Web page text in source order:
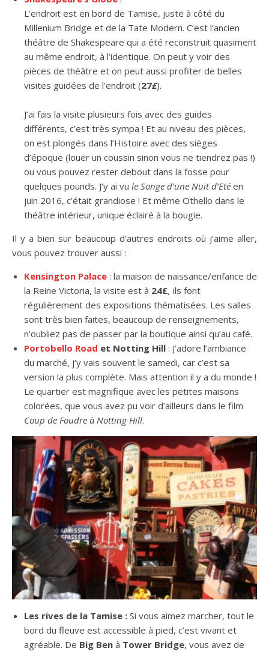
L’endroit est en bord de Tamise, juste à côté du
Millenium Bridge et de la Tate Modern. C’est l’ancien
théâtre de Shakespeare qui a été reconstruit quasiment
au même endroit, à l’identique. On peut y voir des
pièces de théâtre et on peut aussi profiter de belles
visites guidées de l’endroit (27£).
J’ai fais la visite plusieurs fois avec des guides
différents, c’est très sympa ! Et au niveau des pièces,
on est plongés dans l’Histoire avec des sièges
d’époque (louer un coussin sinon vous ne tiendrez pas !)
ou vous pouvez rester debout dans la fosse pour
quelques pounds. J’y ai vu le Songe d’une Nuit d’Eté en
juin 2016, c’était grandiose ! Et même Othello dans le
théâtre intérieur, unique éclairé à la bougie.
Il y a bien sur beaucoup d’autres endroits où j’aime aller,
vous pouvez trouver aussi :
Kensington Palace : la maison de naissance/enfance de
la Reine Victoria, la visite est à 24£, ils font
régulièrement des expositions thématisées. Les salles
sont très bien faites, beaucoup de renseignements,
n’oubliez pas de passer par la boutique ainsi qu’au café.
Portobello Road et Notting Hill : J’adore l’ambiance
du marché, j’y vais souvent le samedi, car c’est sa
version la plus complète. Mais attention il y a du monde !
Le quartier est magnifique avec les petites maisons
colorées, que vous avez pu voir d’ailleurs dans le film
Coup de Foudre à Notting Hill.
Les rives de la Tamise : Si vous aimez marcher, tout le
bord du fleuve est accessible à pied, c’est vivant et
agréable. De Big Ben à Tower Bridge, vous avez de